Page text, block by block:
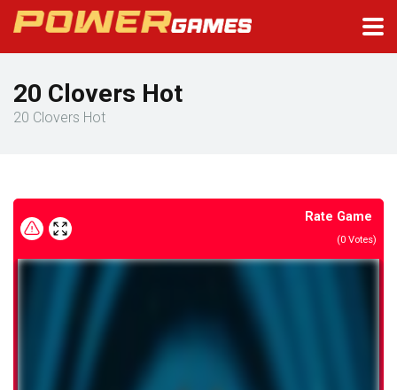
20 Clovers Hot
20 Clovers Hot
Rate Game
(0 Votes)